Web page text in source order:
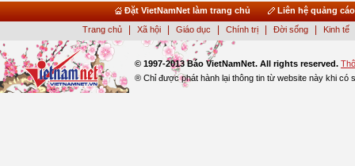
Đặt VietNamNet làm trang chủ
Liên hệ quảng cáo
Trang chủ
Xã hội Giáo dục Chính trị Đời sống Kinh tế
© 1997-2013 Báo VietNamNet. All rights reserved.
® Chỉ được phát hành lại thông tin từ website này khi có